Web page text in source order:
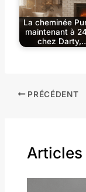
La cheminée
maintenant à
chez
PRÉCÉDENT
Articles